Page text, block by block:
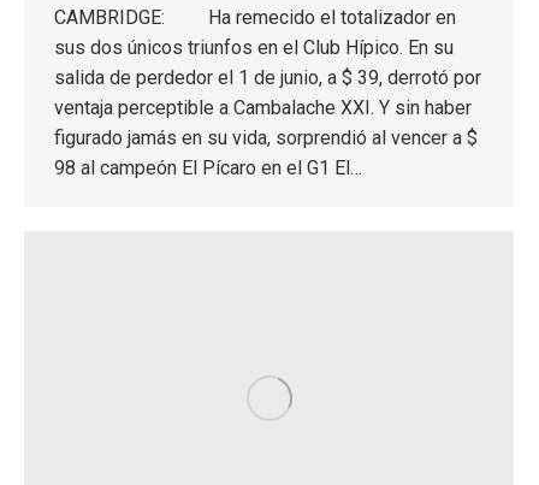
CAMBRIDGE: Ha remecido el totalizador en
sus dos únicos triunfos en el Club Hípico. En su
salida de perdedor el 1 de junio, a $ 39, derrotó por
ventaja perceptible a Cambalache XXI. Y sin haber
figurado jamás en su vida, sorprendió al vencer a $
98 al campeón El Pícaro en el G1 El…